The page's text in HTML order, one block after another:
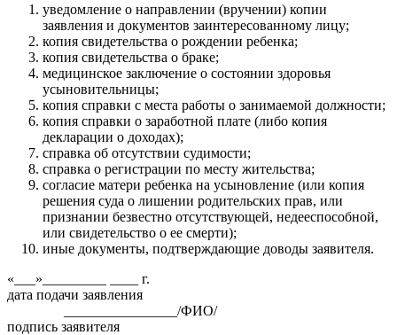
уведомление о направлении (вручении) копии
заявления и документов заинтересованному лицу;
копия свидетельства о рождении ребенка;
копия свидетельства о браке;
медицинское заключение о состоянии здоровья
усыновительницы;
копия справки с места работы о занимаемой должности;
копия справки о заработной плате (либо копия
декларации о доходах);
справка об отсутствии судимости;
справка о регистрации по месту жительства;
согласие матери ребенка на усыновление (или копия
решения суда о лишении родительских прав, или
признании безвестно отсутствующей, недееспособной,
или свидетельство о ее смерти);
иные документы, подтверждающие доводы заявителя.
«___»_________ ____ г.
дата подачи заявления
________________/ФИО/
подпись заявителя